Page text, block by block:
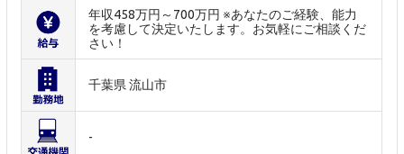
年収458万円～700万円 ※あなたのご経験、能力
を考慮して決定いたします。お気軽にご相談くだ
さい！
千葉県 流山市
-